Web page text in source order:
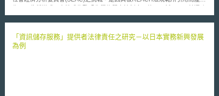
Jesus Manuel Suntay對路透社如是說。 根據日本獨立行政法人國際協
力機構估計，馬尼拉因交通阻塞，每日生產力損失的價值高達5,700萬美元
之譜。
報酬，提升透明度等。 PFI和PF2契約雖然已用於資助學校、醫院和其
前終止情形，機關須依約買回公共建設，導致仍須支付高額費用，凸顯PFI
或PF2契約難以調整的不靈活性而飽受批評。又，預算責任辦公室（Office
調，應同時平等地考量並兼顧到產業、環境及健康等三方面因素，並以前三
該委員會於限制與管理流程上，亦扮演著重要角色。其將掮負起為該署準備
關於：申請管理、限制措施建議案提出、以及其他在REACH法規範下與化
「資訊儲存服務」提供者法律責任之研究－以日本實務新興發展
為例